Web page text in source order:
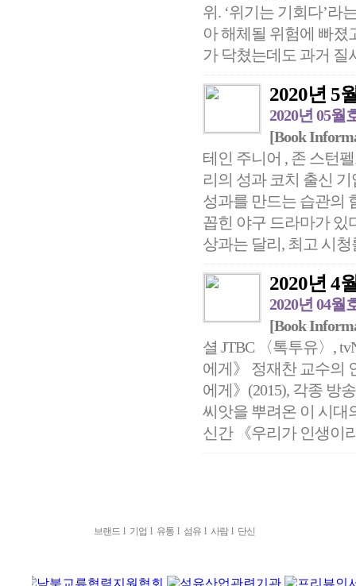
위. ‘위기는 기회다’라
아 해체될 위험에 빠졌
가 닥쳤는데도 과거 질
2020년 5
2020년 05월
[Book
테인 주니어 , 존 스턴
리의 성과 코치 출신
성과를 만드는 습관의
꼽힌 야구 드라마가 있
상과는 달리, 최고 시
2020년 4
2020년 04월
[Book
셜 JTBC 〈톡투유〉,
에게》 정재찬 교수의
에게》(2015), 각종 방
씨앗을 뿌려온 이 시대
신간 《우리가 인생이
브랜드 l 기업 l 유통 l 섬유 l 사람l 단신